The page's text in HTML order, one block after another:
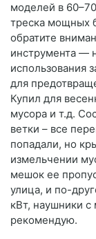
моделей в
треска мощных
обратите
инструмента —
использования
для
Купил для
мусора и т.д.
ветки – все
попадали, но
измельчении
мешок ее
улица, и по-
кВт, наушники с
рекомендую.